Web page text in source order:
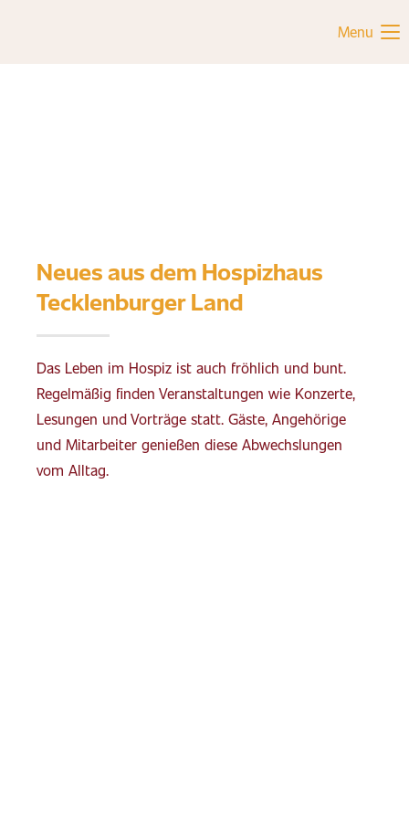
Menu
Neues aus dem Hospizhaus
Tecklenburger Land
Das Leben im Hospiz ist auch fröhlich und bunt.
Regelmäßig finden Veranstaltungen wie Konzerte,
Lesungen und Vorträge statt. Gäste, Angehörige
und Mitarbeiter genießen diese Abwechslungen
vom Alltag.